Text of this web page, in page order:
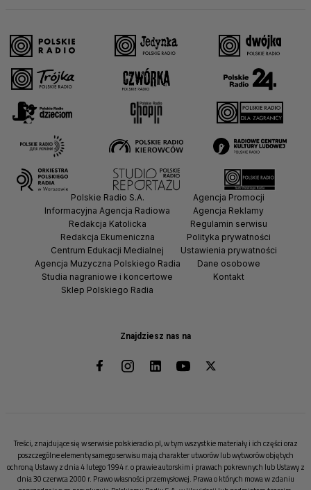
Znajdziesz nas na
Polskie Radio S.A.
Informacyjna Agencja Radiowa
Redakcja Katolicka
Redakcja Ekumeniczna
Centrum Edukacji Medialnej
Agencja Muzyczna Polskiego Radia
Studia nagraniowe i koncertowe
Sklep Polskiego Radia
Agencja Promocji
Agencja Reklamy
Regulamin serwisu
Polityka prywatności
Ustawienia prywatności
Dane osobowe
Kontakt
Treści, znajdujące się w serwisie polskieradio.pl, w tym wszystkie materiały i ich części oraz
poszczególne elementy samego serwisu mają charakter utworów lub wytworów objętych
ochroną Ustawy z dnia 4 lutego 1994 r. o prawie autorskim i prawach pokrewnych lub Ustawy z
dnia 30 czerwca 2000 r. Prawo własności przemysłowej. Prawa o których mowa w zdaniu